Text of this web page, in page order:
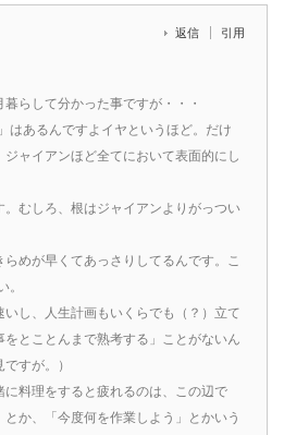
返信 引用
らして分かった事ですが・・・
はあるんですよイヤというほど。だけ
ャイアンほど全てにおいて表面的にし
。むしろ、根はジャイアンよりがっつい
めが早くてあっさりしてるんです。こ
。
し、人生計画もいくらでも（？）立て
とことんまで熟考する」ことがないん
すが。）
料理をすると疲れるのは、この辺で
か、「今度何を作業しよう」とかいう